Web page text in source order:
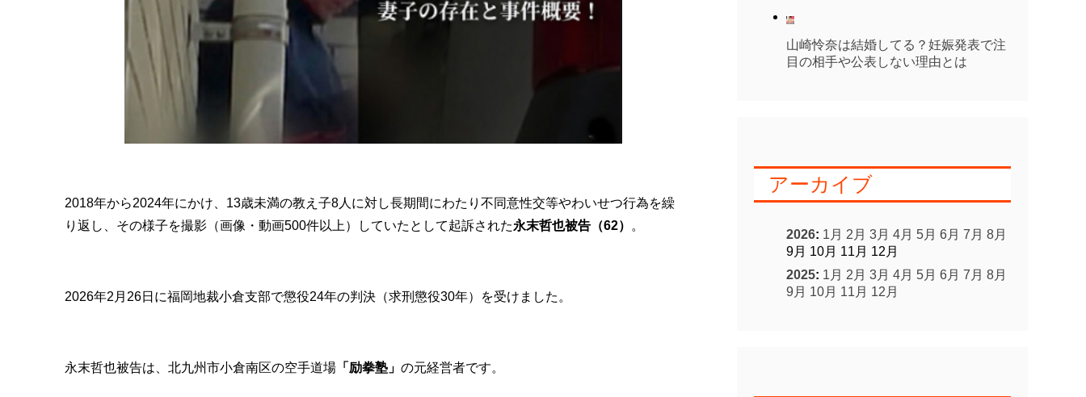
2018年から2024年にかけ、13歳未満の教え子8人に対し長期間にわたり不同意性交等やわいせつ行為を繰
り返し、その様子を撮影（画像・動画500件以上）していたとして起訴された永末哲也被告（62） 。
2026年2月26日に福岡地裁小倉支部で懲役24年の判決（求刑懲役30年）を受けました。
永末哲也被告は、北九州市小倉南区の空手道場 「励拳塾」 の元経営者です。
山崎怜奈は結婚してる？妊娠発表で注
目の相手や公表しない理由とは
アーカイブ
2026: 1月 2月 3月 4月 5月 6月 7月 8月
9月 10月 11月 12月
2025: 1月 2月 3月 4月 5月 6月 7月 8月
9月 10月 11月 12月